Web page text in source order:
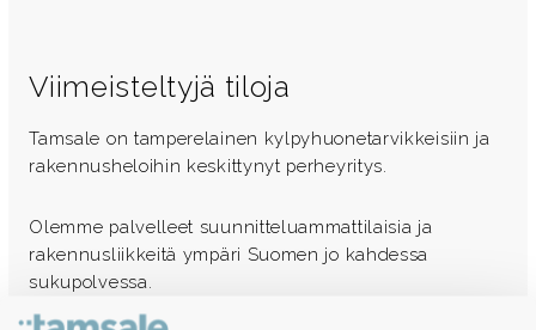
Viimeisteltyjä tiloja
Tamsale on tamperelainen kylpyhuonetarvikkeisiin ja
rakennusheloihin keskittynyt perheyritys.
Olemme palvelleet suunnitteluammattilaisia ja
rakennusliikkeitä ympäri Suomen jo kahdessa
sukupolvessa.